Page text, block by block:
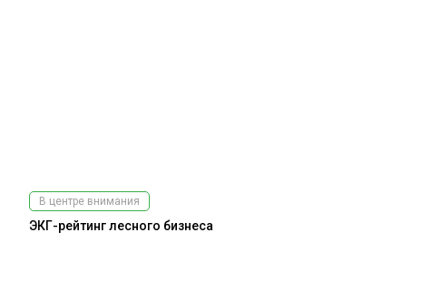
В центре внимания
ЭКГ-рейтинг лесного бизнеса